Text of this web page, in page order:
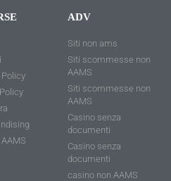
Policy
ADV
Siti non ams
Siti scommesse non
AAMS
Siti scommesse non
AAMS
Casino senza
documenti
Casino senza
documenti
casino non AAMS